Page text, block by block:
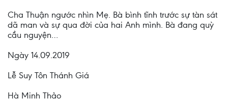
Cha Thuận ngước nhìn Mẹ. Bà bình tĩnh trước sự tàn sát
dã man và sự qua đời của hai Anh mình. Bà đang quỳ
cầu nguyện…
Ngày 14.09.2019
Lễ Suy Tôn Thánh Giá
Hà Minh Thảo